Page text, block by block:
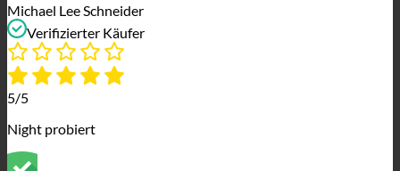
Michael Lee Schneider
Verifizierter Käufer
5/5
Night probiert